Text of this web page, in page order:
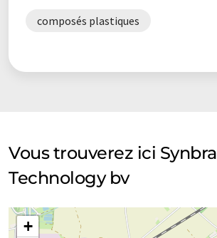
composés plastiques
Vous trouverez ici Synbra
Technology bv
+